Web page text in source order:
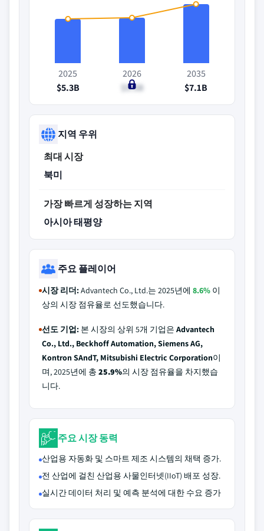
2025
$5.3B
2026
$5.5B
2035
$7.1B
지역 우위
최대 시장
북미
가장 빠르게 성장하는 지역
아시아 태평양
주요 플레이어
시장 리더:Advantech Co., Ltd.는 2025년에 8.6% 이
상의 시장 점유율로 선도했습니다.
선도 기업: 본 시장의 상위 5개 기업은 Advantech
Co., Ltd., Beckhoff Automation, Siemens AG,
Kontron SAndT, Mitsubishi Electric Corporation이
며, 2025년에 총 25.9%의 시장 점유율을 차지했습
니다.
주요 시장 동력
산업용 자동화 및 스마트 제조 시스템의 채택 증가.
전 산업에 걸친 산업용 사물인터넷(IIoT) 배포 성장.
실시간 데이터 처리 및 예측 분석에 대한 수요 증가